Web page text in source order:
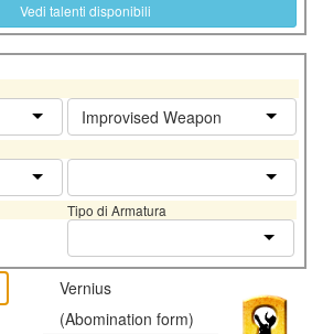
Vedi talenti disponibili
Improvised Weapon
Tipo di Armatura
Vernius
(Abomination form)